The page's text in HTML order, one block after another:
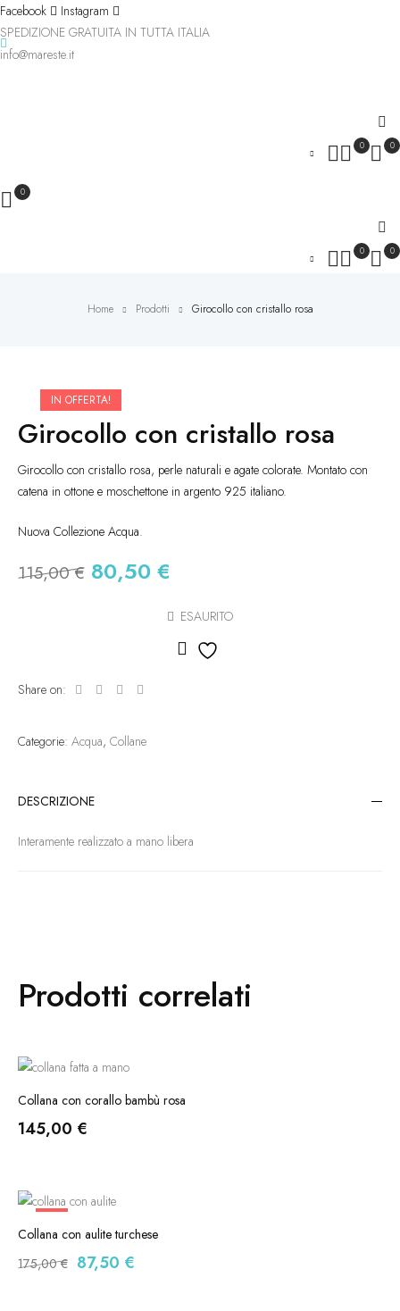
Facebook
Instagram
SPEDIZIONE GRATUITA IN TUTTA ITALIA
info@mareste.it
0 0
0
0 0
Home Prodotti Girocollo con cristallo rosa
Novità
IN OFFERTA!
Girocollo con cristallo rosa
Girocollo con cristallo rosa, perle naturali e agate colorate. Montato con
catena in ottone e moschettone in argento 925 italiano.
Nuova Collezione Acqua.
115,00€ Il
prezzo
originale
115,00 €.
80,50 €
attuale
è:
80,50 €.
ESAURITO
Share on:
Categorie: Acqua, Collane
DESCRIZIONE
Interamente realizzato a mano libera
Prodotti correlati
Collana con corallo bambù rosa
145,00 €
-50%
Collana con aulite turchese
175,00€ Il
prezzo
87,50 €